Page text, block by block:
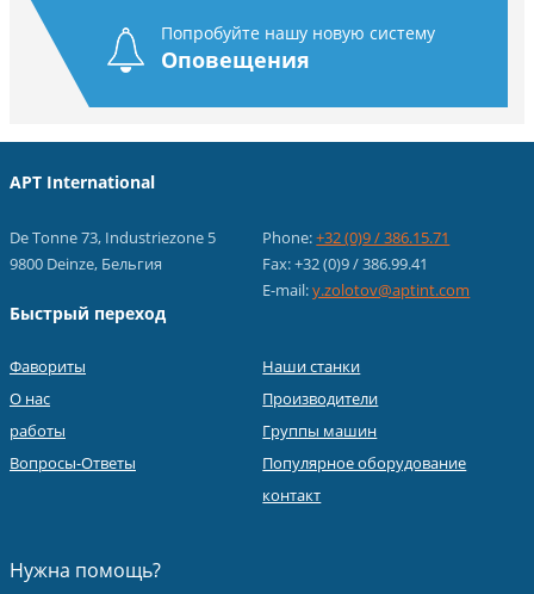
Попробуйте нашу новую систему
Оповещения
APT International
De Tonne 73, Industriezone 5
9800 Deinze, Бельгия
Phone:+32 (0)9 / 386.15.71
Fax: +32 (0)9 / 386.99.41
E-mail:y.zolotov@aptint.com
Быстрый переход
Фавориты
О нас
работы
Вопросы-Ответы
Наши станки
Производители
Группы машин
Популярное оборудование
контакт
Нужна помощь?